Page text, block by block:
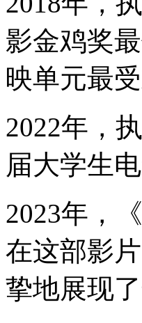
影金鸡奖
映单元最
2022年，
届大学生
2023年，
在这部影
挚地展现